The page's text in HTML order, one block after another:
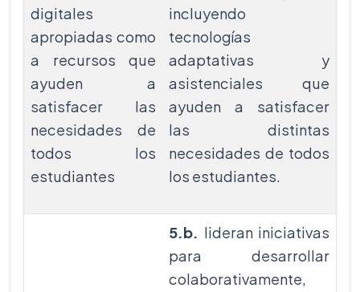
digitales
apropiadas como
a recursos que
ayuden a
satisfacer las
necesidades de
todos los
estudiantes
incluyendo
tecnologías
adaptativas y
asistenciales que
ayuden a satisfacer
las distintas
necesidades de todos
los estudiantes.
5.b. lideran iniciativas
para desarrollar
colaborativamente,